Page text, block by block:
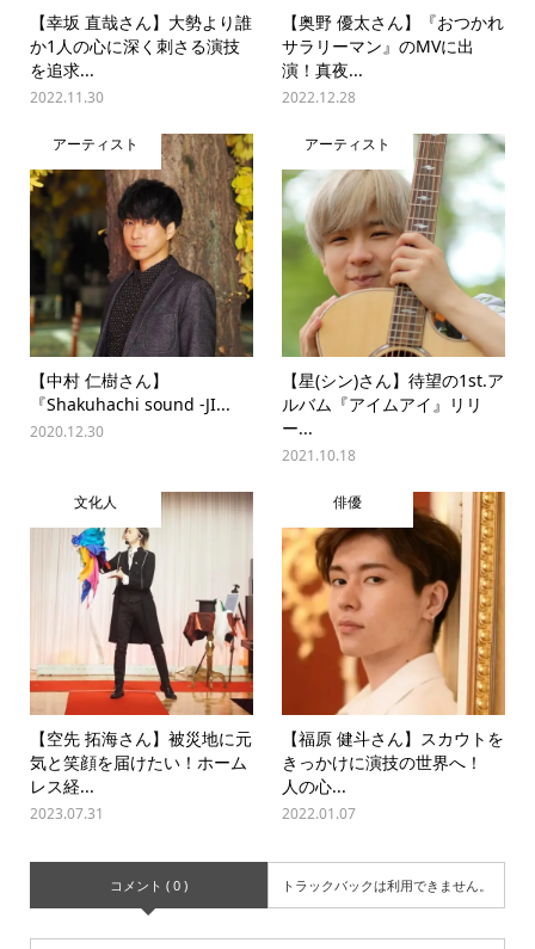
【幸坂 直哉さん】大勢より誰
か1人の心に深く刺さる演技
を追求...
2022.11.30
【奥野 優太さん】『おつかれ
サラリーマン』のMVに出
演！真夜...
2022.12.28
アーティスト
【中村 仁樹さん】
『Shakuhachi sound -JI...
2020.12.30
アーティスト
【星(シン)さん】待望の1st.ア
ルバム『アイムアイ』リリ
ー...
2021.10.18
文化人
【空先 拓海さん】被災地に元
気と笑顔を届けたい！ホーム
レス経...
2023.07.31
俳優
【福原 健斗さん】スカウトを
きっかけに演技の世界へ！
人の心...
2022.01.07
コメント ( 0 ) トラックバックは利用できません。